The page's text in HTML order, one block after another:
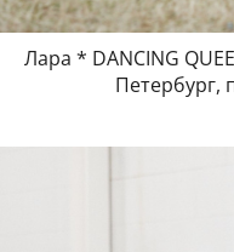
Лара * DANCING
Петербург,